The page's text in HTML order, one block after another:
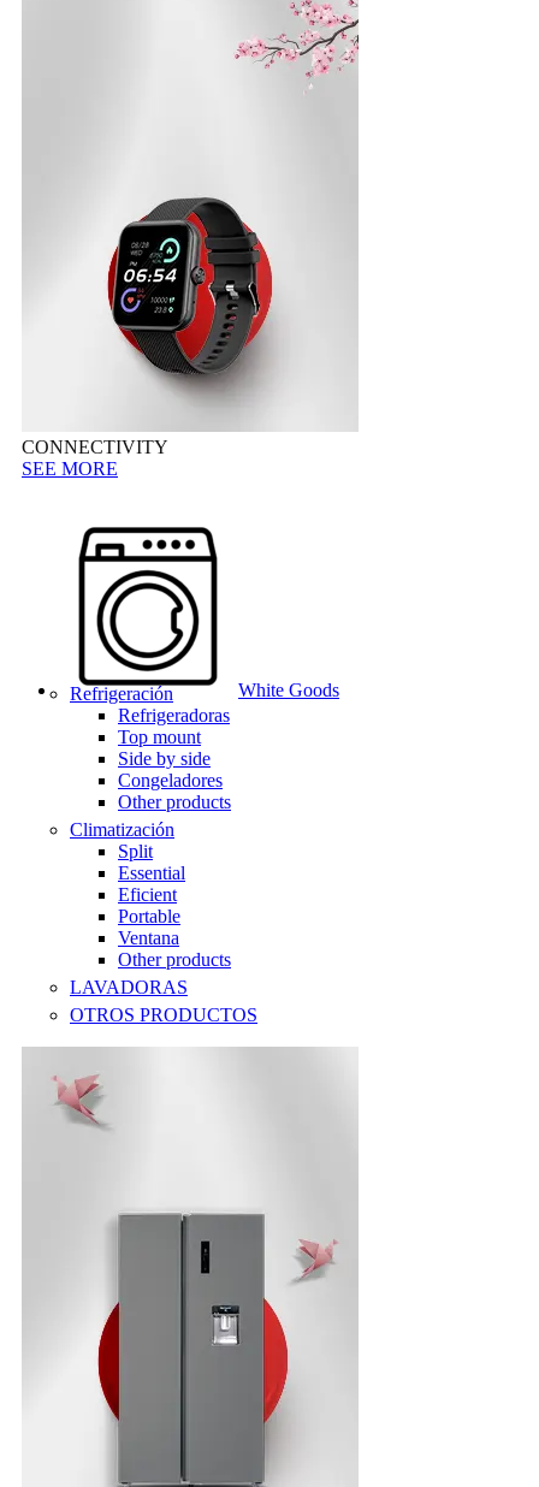
CONNECTIVITY
SEE MORE
White Goods
Refrigeración
Refrigeradoras
Top mount
Side by side
Congeladores
Other products
Climatización
Split
Essential
Eficient
Portable
Ventana
Other products
LAVADORAS
OTROS PRODUCTOS